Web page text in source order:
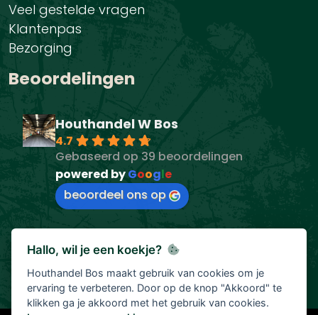
Veel gestelde vragen
Klantenpas
Bezorging
Beoordelingen
Houthandel W Bos
4.7
Gebaseerd op 39 beoordelingen
powered byGoogle
beoordeel ons op
Hallo, wil je een koekje?
Houthandel Bos maakt gebruik van cookies om je
ervaring te verbeteren. Door op de knop "Akkoord" te
klikken ga je akkoord met het gebruik van cookies.